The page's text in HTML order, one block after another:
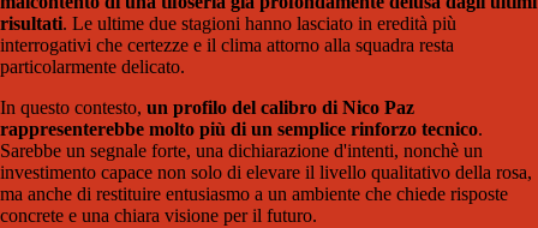
risultati. Le ultime due stagioni hanno lasciato in eredità più
interrogativi che certezze e il clima attorno alla squadra resta
particolarmente delicato.
In questo contesto, un profilo del calibro di Nico Paz
rappresenterebbe molto più di un semplice rinforzo tecnico.
Sarebbe un segnale forte, una dichiarazione d'intenti, nonchè un
investimento capace non solo di elevare il livello qualitativo della rosa,
ma anche di restituire entusiasmo a un ambiente che chiede risposte
concrete e una chiara visione per il futuro.